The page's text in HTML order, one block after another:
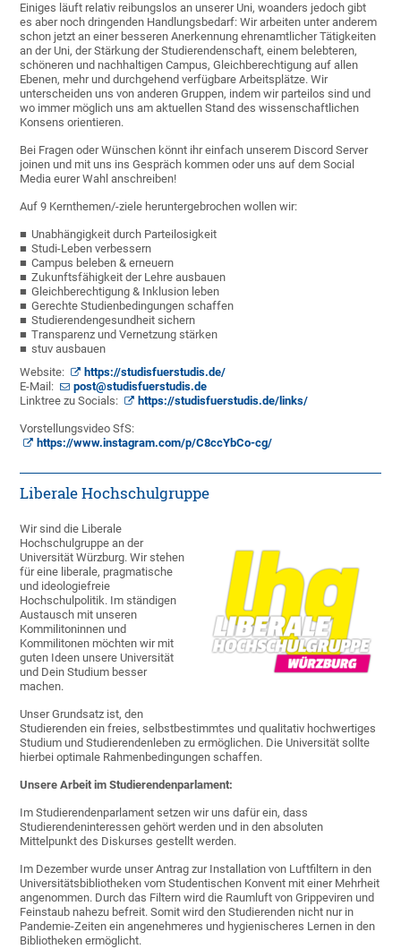
Einiges läuft relativ reibungslos an unserer Uni, woanders jedoch gibt
es aber noch dringenden Handlungsbedarf: Wir arbeiten unter anderem
schon jetzt an einer besseren Anerkennung ehrenamtlicher Tätigkeiten
an der Uni, der Stärkung der Studierendenschaft, einem belebteren,
schöneren und nachhaltigen Campus, Gleichberechtigung auf allen
Ebenen, mehr und durchgehend verfügbare Arbeitsplätze. Wir
unterscheiden uns von anderen Gruppen, indem wir parteilos sind und
wo immer möglich uns am aktuellen Stand des wissenschaftlichen
Konsens orientieren.
Bei Fragen oder Wünschen könnt ihr einfach unserem Discord Server
joinen und mit uns ins Gespräch kommen oder uns auf dem Social
Media eurer Wahl anschreiben!
Auf 9 Kernthemen/-ziele heruntergebrochen wollen wir:
Unabhängigkeit durch Parteilosigkeit
Studi-Leben verbessern
Campus beleben & erneuern
Zukunftsfähigkeit der Lehre ausbauen
Gleichberechtigung & Inklusion leben
Gerechte Studienbedingungen schaffen
Studierendengesundheit sichern
Transparenz und Vernetzung stärken
stuv ausbauen
Website:
https://studisfuerstudis.de/
E-Mail:
post@studisfuerstudis.de
Linktree zu Socials:
https://studisfuerstudis.de/links/
Vorstellungsvideo SfS:
https://www.instagram.com/p/C8ccYbCo-cg/
Liberale Hochschulgruppe
Wir sind die Liberale
Hochschulgruppe an der
Universität Würzburg. Wir stehen
für eine liberale, pragmatische
und ideologiefreie
Hochschulpolitik. Im ständigen
Austausch mit unseren
Kommilitoninnen und
Kommilitonen möchten wir mit
guten Ideen unsere Universität
und Dein Studium besser
machen.
Unser Grundsatz ist, den
Studierenden ein freies, selbstbestimmtes und qualitativ hochwertiges
Studium und Studierendenleben zu ermöglichen. Die Universität sollte
hierbei optimale Rahmenbedingungen schaffen.
Unsere Arbeit im Studierendenparlament:
Im Studierendenparlament setzen wir uns dafür ein, dass
Studierendeninteressen gehört werden und in den absoluten
Mittelpunkt des Diskurses gestellt werden.
Im Dezember wurde unser Antrag zur Installation von Luftfiltern in den
Universitätsbibliotheken vom Studentischen Konvent mit einer Mehrheit
angenommen. Durch das Filtern wird die Raumluft von Grippeviren und
Feinstaub nahezu befreit. Somit wird den Studierenden nicht nur in
Pandemie-Zeiten ein angenehmeres und hygienischeres Lernen in den
Bibliotheken ermöglicht.